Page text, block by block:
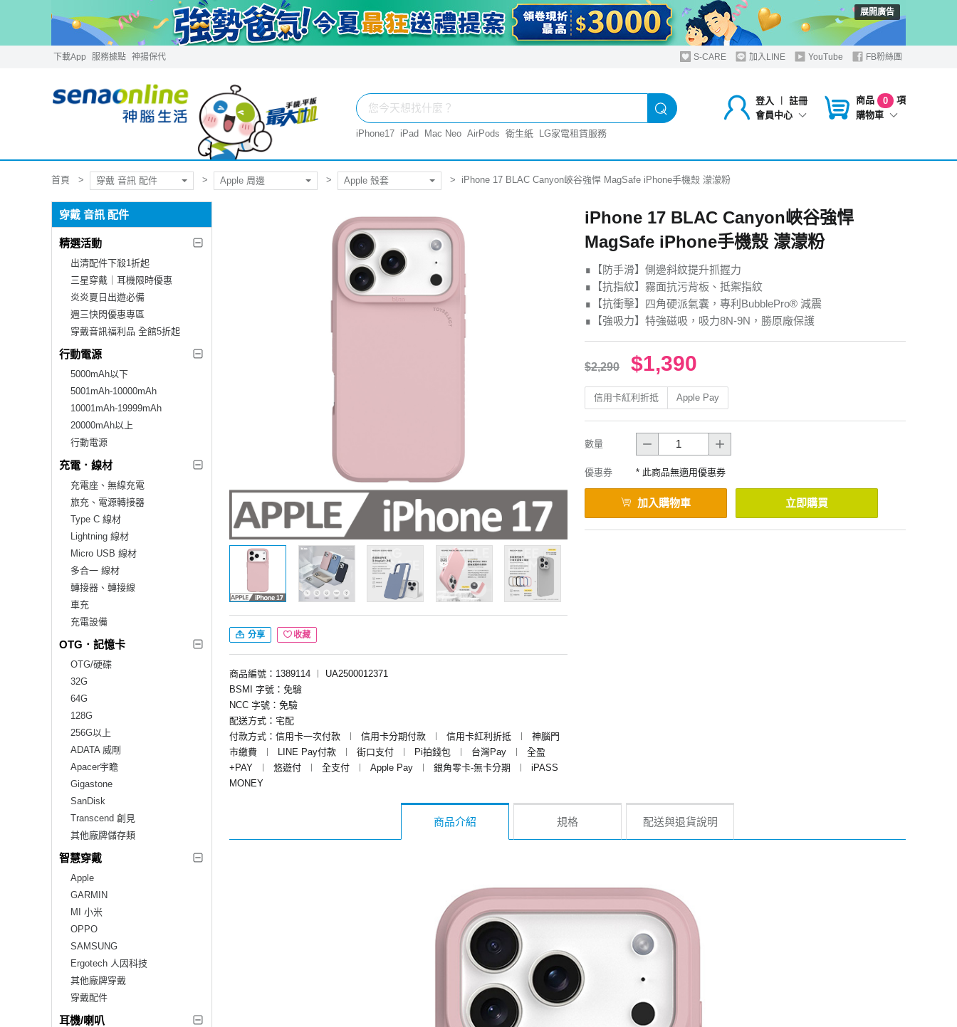
展開廣告
下載App 服務據點 神揚保代 S-CARE 加入LINE YouTube FB粉絲團
登入 ︱
註冊
會員中心
商品 0
項
購物車
iPhone17 iPad Mac Neo AirPods 衛生紙 LG家電租賃服務
首頁 穿戴 音訊 配件 Apple 周邊 Apple 殼套 iPhone 17 BLAC Canyon峽谷強悍 MagSafe iPhone手機殼 濛濛粉
穿戴 音訊 配件
精選活動
出清配件下殺1折起
三星穿戴｜耳機限時優惠
炎炎夏日出遊必備
週三快閃優惠專區
穿戴音訊福利品 全館5折起
行動電源
5000mAh以下
5001mAh-10000mAh
10001mAh-19999mAh
20000mAh以上
行動電源
充電．線材
充電座、無線充電
旅充、電源轉接器
Type C 線材
Lightning 線材
Micro USB 線材
多合一 線材
轉接器、轉接線
車充
充電設備
OTG．記憶卡
OTG/硬碟
32G
64G
128G
256G以上
ADATA 威剛
Apacer宇瞻
Gigastone
SanDisk
Transcend 創見
其他廠牌儲存類
智慧穿戴
Apple
GARMIN
MI 小米
OPPO
SAMSUNG
Ergotech 人因科技
其他廠牌穿戴
穿戴配件
耳機/喇叭
分享 收藏
商品編號：1389114 ︱
UA2500012371
BSMI 字號：免驗
NCC 字號：免驗
配送方式：宅配
付款方式：信用卡一次付款
︱ 信用卡分期付款 ︱ 信用卡紅利折抵 ︱
神腦門
市繳費
︱ LINE Pay付款 ︱ 街口支付 ︱ Pi拍錢包 ︱ 台灣Pay ︱
全盈
+PAY
︱ 悠遊付 ︱ 全支付 ︱ Apple Pay ︱ 銀角零卡-無卡分期 ︱
iPASS
MONEY
iPhone 17 BLAC Canyon峽谷強悍
MagSafe iPhone手機殼 濛濛粉
∎【防手滑】側邊斜紋提升抓握力
∎【抗指紋】霧面抗污背板、抵禦指紋
∎【抗衝擊】四角硬派氣囊，專利BubblePro® 減震
∎【強吸力】特強磁吸，吸力8N-9N，勝原廠保護
$2,290 $1,390
信用卡紅利折抵 Apple Pay
數量
優惠券 * 此商品無適用優惠券
加入購物車 立即購買
商品介紹 規格 配送與退貨說明